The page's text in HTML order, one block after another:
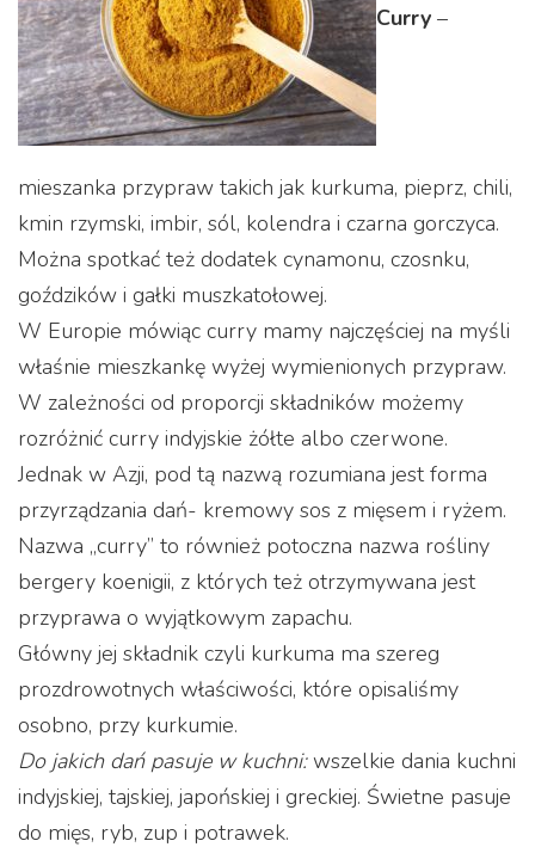
Curry –
mieszanka przypraw takich jak kurkuma, pieprz, chili,
kmin rzymski, imbir, sól, kolendra i czarna gorczyca.
Można spotkać też dodatek cynamonu, czosnku,
goździków i gałki muszkatołowej.
W Europie mówiąc curry mamy najczęściej na myśli
właśnie mieszkankę wyżej wymienionych przypraw.
W zależności od proporcji składników możemy
rozróżnić curry indyjskie żółte albo czerwone.
Jednak w Azji, pod tą nazwą rozumiana jest forma
przyrządzania dań- kremowy sos z mięsem i ryżem.
Nazwa „curry” to również potoczna nazwa rośliny
bergery koenigii, z których też otrzymywana jest
przyprawa o wyjątkowym zapachu.
Główny jej składnik czyli kurkuma ma szereg
prozdrowotnych właściwości, które opisaliśmy
osobno, przy kurkumie.
Do jakich dań pasuje w kuchni:wszelkie dania kuchni
indyjskiej, tajskiej, japońskiej i greckiej. Świetne pasuje
do mięs, ryb, zup i potrawek.